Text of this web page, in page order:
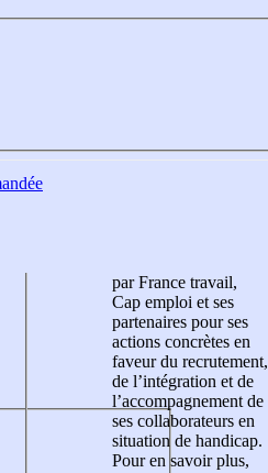
par France travail,
Cap emploi et ses
partenaires pour ses
actions concrètes en
faveur du recrutement,
de l’intégration et de
l’accompagnement de
ses collaborateurs en
situation de handicap.
Pour en savoir plus,